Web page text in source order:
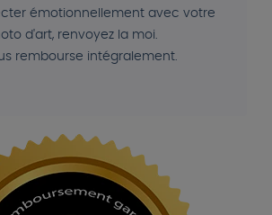
émotionnellement avec votre
d'art, renvoyez la moi.
rembourse intégralement.